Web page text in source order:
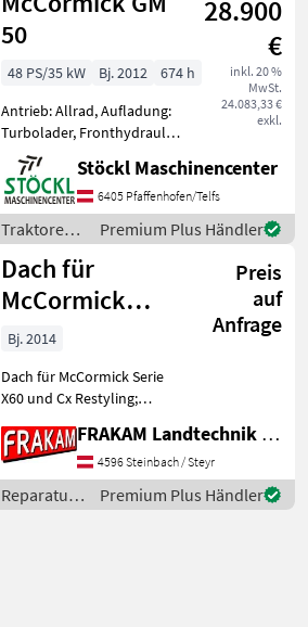
Klimaanlage, EHR, hyd
50
28.900
€
inkl. 20 %
MwSt.
24.083,33 €
exkl.
48 PS/35 kW Bj. 2012
674 h
Antrieb: Allrad, Aufladung:
Turbolader, Fronthydraulik,
Frontzapfwelle MC Cormick
Kleintraktor GM 50, mit
Kabine, Heizung, 674
Stunden, Fronthydraulik
und Frontzapfwell
Stöckl Maschinencenter
6405 Pfaffenhofen/Telfs
Traktoren /
McCormick
Premium Plus Händler
Dach für
McCormick
X60/CX
Preis
auf
Anfrage
Bj. 2014
Dach für McCormick Serie
X60 und Cx Restyling;
number
removed]Abverkauf!!!
Reparatur und Ersatzteile
Traktorenteile
FRAKAM Landtechnik GmbH
4596 Steinbach / Steyr
Reparatur
und
Premium Plus Händler